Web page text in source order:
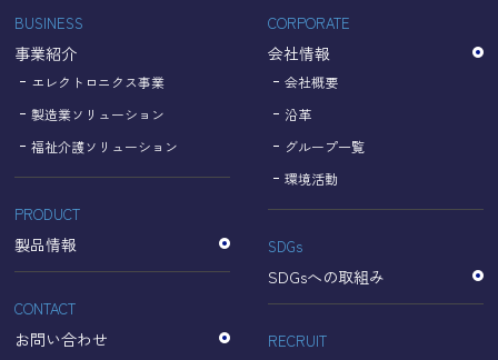
【Googleのプライバシーポリシー】
https://policies.google.com/privacy?hl=ja
https://policies.google.com/technologies/partner-sites?
hl=ja
個人情報に関するお問い合わせ窓口
名古屋理研電具株式会社
TEL：052-833-1248
BUSINESS
事業紹介
エレクトロニクス事業
製造業ソリューション
福祉介護ソリューション
PRODUCT
製品情報
CONTACT
お問い合わせ
CORPORATE
会社情報
会社概要
沿革
グループ一覧
環境活動
SDGs
SDGsへの取組み
RECRUIT